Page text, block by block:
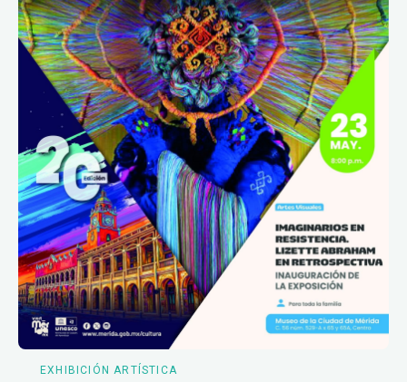
EXHIBICIÓN ARTÍSTICA